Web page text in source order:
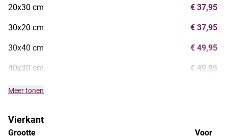
20x30 cm
30x20 cm
30x40 cm
40x30 cm
€ 37,95
€ 37,95
€ 49,95
€ 49,95
Meer tonen
Vierkant
Grootte
Voor